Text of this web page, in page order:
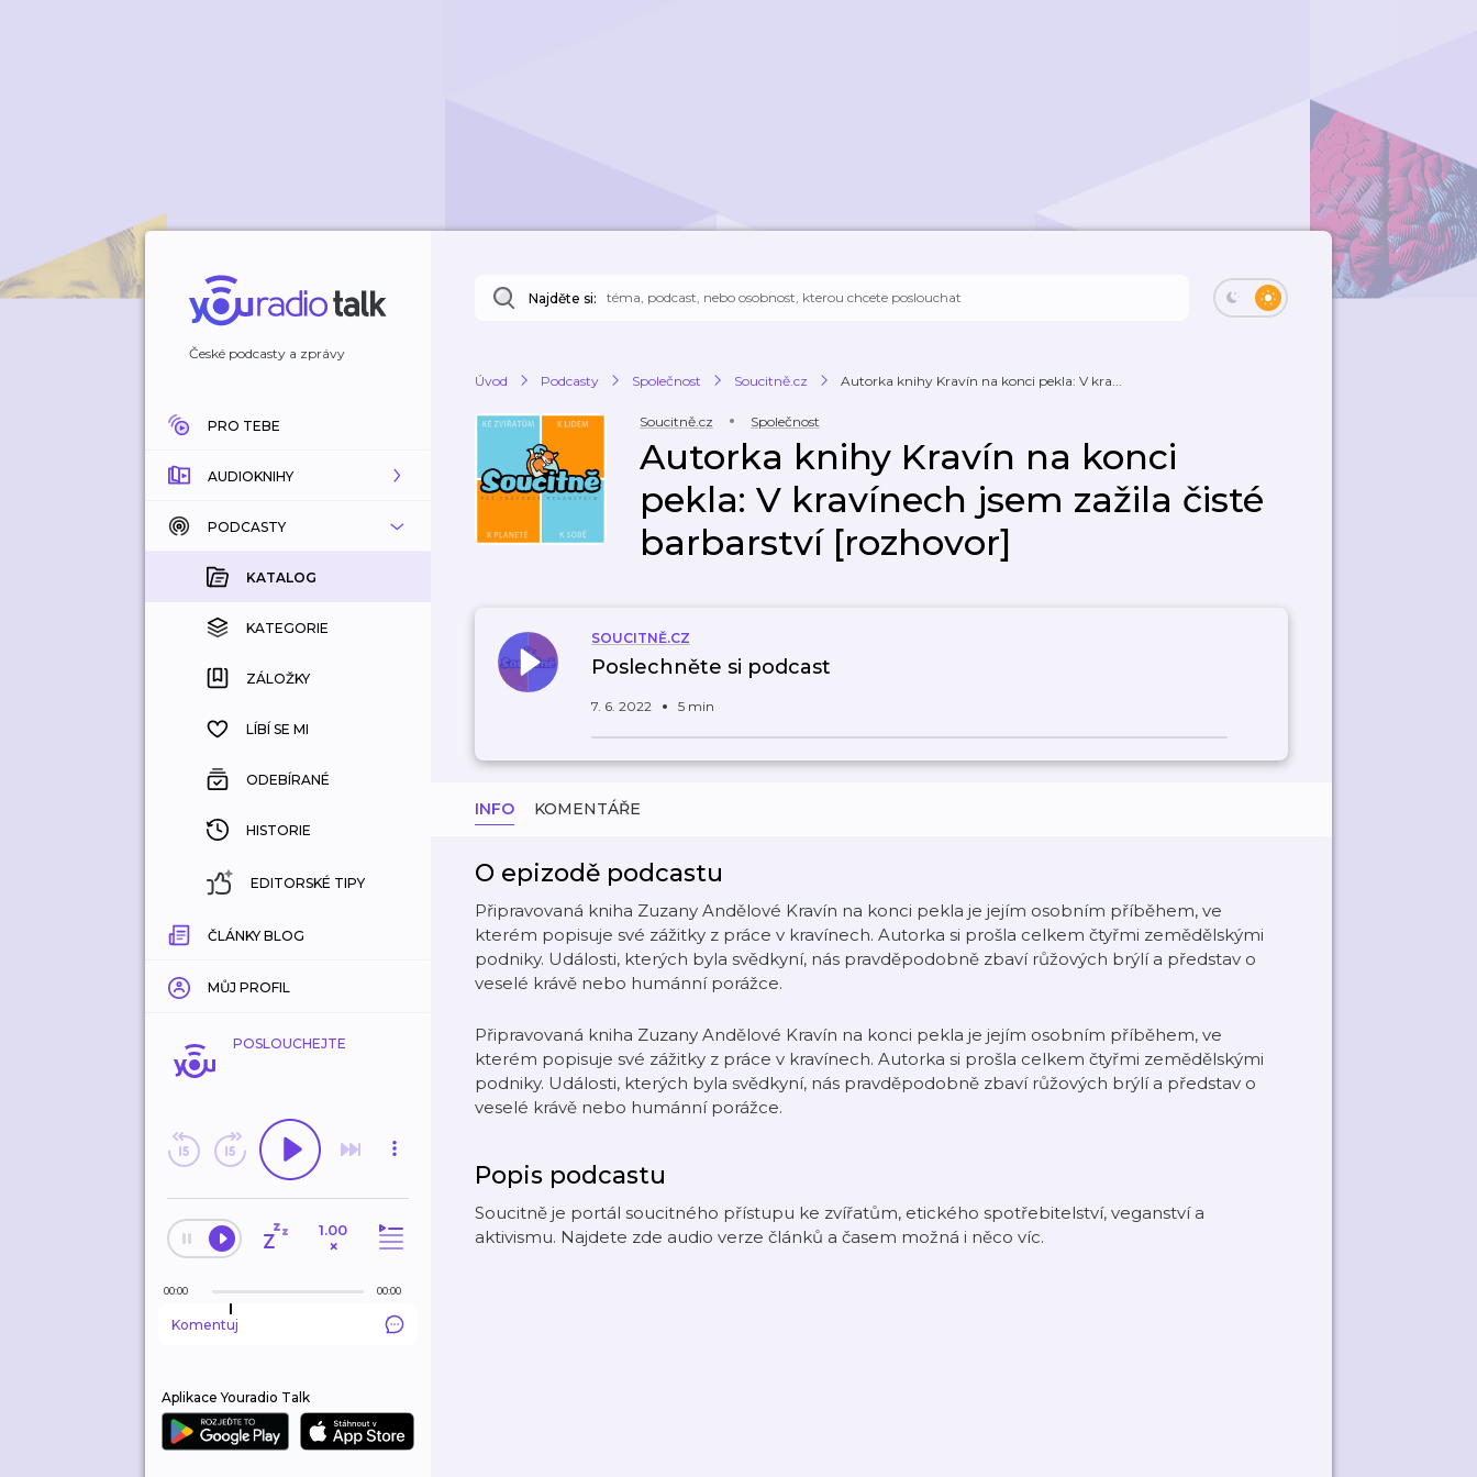
České podcasty a zprávy
PRO TEBE
AUDIOKNIHY
KATALOG
KOUPENÉ
KATEGORIE
ZÁLOŽKY
HISTORIE
PODCASTY
KATALOG
KATEGORIE
ZÁLOŽKY
LÍBÍ SE MI
ODEBÍRANÉ
HISTORIE
EDITORSKÉ TIPY
ČLÁNKY BLOG
MŮJ PROFIL
POSLOUCHEJTE
1.00
×
00:00 00:00
Komentuj
Aplikace Youradio Talk
Najděte si:
Úvod Podcasty Společnost Soucitně.cz Autorka knihy Kravín na konci pekla: V kra...
Soucitně.cz Společnost
Autorka knihy Kravín na konci
pekla: V kravínech jsem zažila čisté
barbarství [rozhovor]
SOUCITNĚ.CZ
Poslechněte si podcast
7. 6. 2022 5 min
INFO KOMENTÁŘE
O epizodě podcastu
Připravovaná kniha Zuzany Andělové Kravín na konci pekla je jejím osobním příběhem, ve
kterém popisuje své zážitky z práce v kravínech. Autorka si prošla celkem čtyřmi zemědělskými
podniky. Události, kterých byla svědkyní, nás pravděpodobně zbaví růžových brýlí a představ o
veselé krávě nebo humánní porážce.
Připravovaná kniha Zuzany Andělové Kravín na konci pekla je jejím osobním příběhem, ve
kterém popisuje své zážitky z práce v kravínech. Autorka si prošla celkem čtyřmi zemědělskými
podniky. Události, kterých byla svědkyní, nás pravděpodobně zbaví růžových brýlí a představ o
veselé krávě nebo humánní porážce.
Popis podcastu
Soucitně je portál soucitného přístupu ke zvířatům, etického spotřebitelství, veganství a
aktivismu. Najdete zde audio verze článků a časem možná i něco víc.